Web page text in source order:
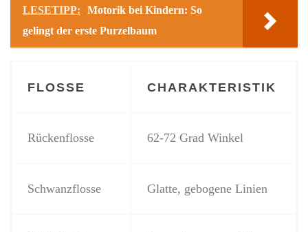
LESETIPP:
Motorik bei Kindern: So
gelingt der erste Purzelbaum
FLOSSE CHARAKTERISTIK
Rückenflosse 62-72 Grad Winkel
Schwanzflosse Glatte, gebogene Linien